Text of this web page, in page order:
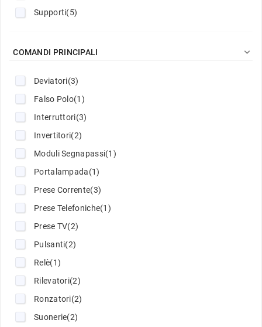
Supporti(5)
COMANDI PRINCIPALI 
Deviatori(3)
Falso Polo(1)
Interruttori(3)
Invertitori(2)
Moduli Segnapassi(1)
Portalampada(1)
Prese Corrente(3)
Prese Telefoniche(1)
Prese TV(2)
Pulsanti(2)
Relè(1)
Rilevatori(2)
Ronzatori(2)
Suonerie(2)